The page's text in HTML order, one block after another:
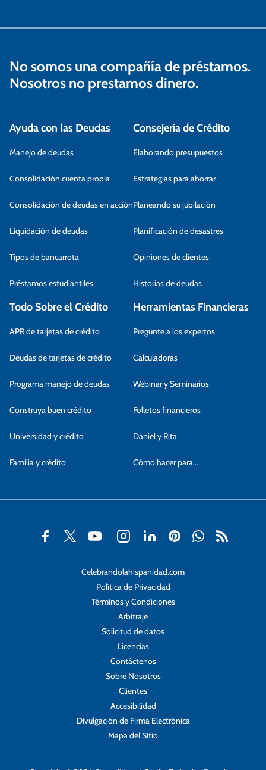
No somos una compañía de préstamos.
Nosotros no prestamos dinero.
Ayuda con las Deudas
Manejo de deudas
Consolidación cuenta propia
Consolidación de deudas en acción
Liquidación de deudas
Tipos de bancarrota
Préstamos estudiantiles
Consejería de Crédito
Elaborando presupuestos
Estrategias para ahorrar
Planeando su jubilación
Planificación de desastres
Opiniones de clientes
Historias de deudas
Todo Sobre el Crédito
APR de tarjetas de crédito
Deudas de tarjetas de crédito
Programa manejo de deudas
Construya buen crédito
Universidad y crédito
Familia y crédito
Herramientas Financieras
Pregunte a los expertos
Calculadoras
Webinar y Seminarios
Folletos financieros
Daniel y Rita
Cómo hacer para…
Celebrandolahispanidad.com
Política de Privacidad
Términos y Condiciones
Arbitraje
Solicitud de datos
Licencias
Contáctenos
Sobre Nosotros
Clientes
Accesibilidad
Divulgación de Firma Electrónica
Mapa del Sitio